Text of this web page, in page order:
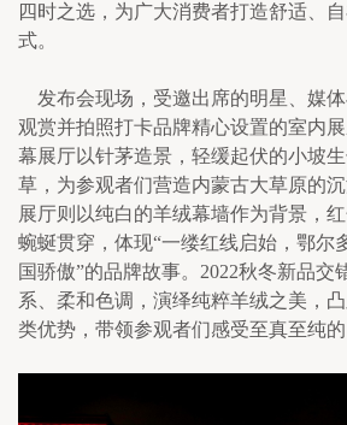
四时之选，为广大消费者打造舒适、
式。
发布会现场，受邀出席的明星、媒
观赏并拍照打卡品牌精心设置的室内
幕展厅以针茅造景，轻缓起伏的小坡
草，为参观者们营造内蒙古大草原的
展厅则以纯白的羊绒幕墙作为背景，
蜿蜒贯穿，体现“一缕红线启始，鄂尔
国骄傲”的品牌故事。2022秋冬新品交
系、柔和色调，演绎纯粹羊绒之美，
类优势，带领参观者们感受至真至纯的